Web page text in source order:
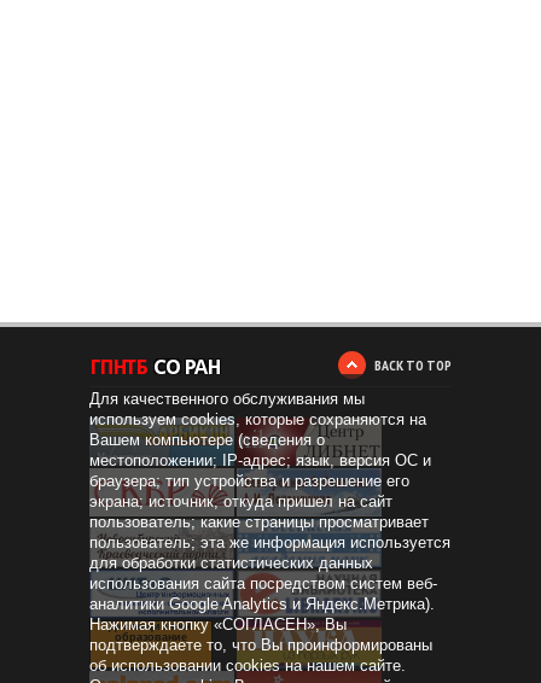
BACK TO TOP
Дистанционное
образование
Для качественного обслуживания мы
используем cookies, которые сохраняются на
Вашем компьютере (сведения о
местоположении; IP-адрес; язык, версия ОС и
браузера; тип устройства и разрешение его
экрана; источник, откуда пришел на сайт
пользователь; какие страницы просматривает
пользователь; эта же информация используется
для обработки статистических данных
использования сайта посредством систем веб-
аналитики Google Analytics и Яндекс.Метрика).
Нажимая кнопку «СОГЛАСЕН», Вы
подтверждаете то, что Вы проинформированы
об использовании cookies на нашем сайте.